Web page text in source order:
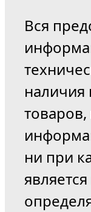
Вся
наличия
товаров,
ни при